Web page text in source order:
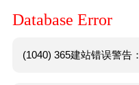
Database Error
(1040) 365建站错误警告